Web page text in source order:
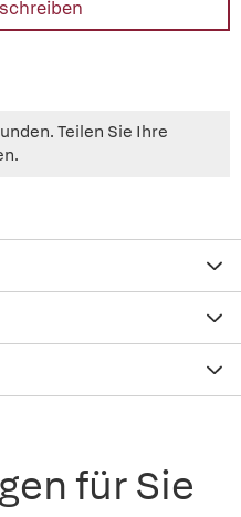
Teilen Sie Ihre
für Sie